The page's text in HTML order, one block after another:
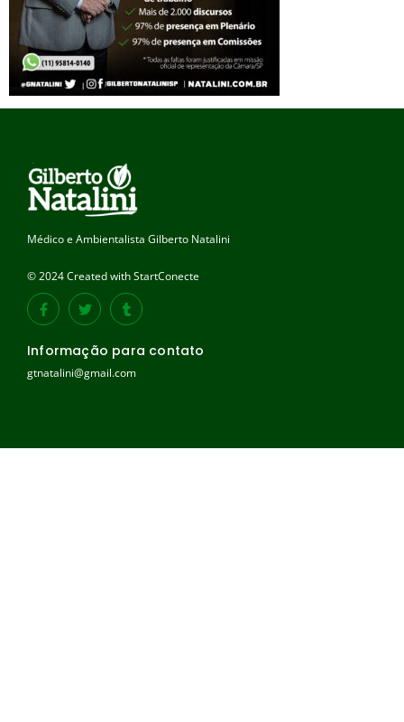
Médico e Ambientalista Gilberto Natalini
© 2024 Created with StartConecte
Informação para contato
gtnatalini@gmail.com